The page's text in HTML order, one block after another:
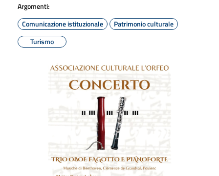
Argomenti:
Comunicazione istituzionale
Patrimonio culturale
Turismo